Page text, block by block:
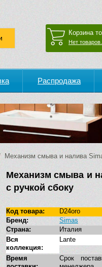
Корзина
Нет товаров.
Распродажа
Механизм cмыва и налива
Механизм cмыва и
с ручкой сбоку
Код товара:
D24oro
Бренд:
Simas
Страна:
Италия
Вся
коллекция:
Lante
Время
Срок